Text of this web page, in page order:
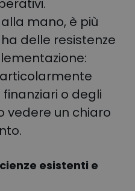
mano, è più
delle resistenze
o degli
vedere un chiaro
esistenti e